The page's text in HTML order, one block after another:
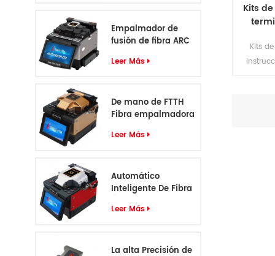
Empalmador de
fusión de fibra ARC
motores
Leer Más
De mano de FTTH
Fibra empalmadora
Leer Más
Automático
Inteligente De Fibra
Empalmadora S6
Leer Más
La alta Precisión de
Kits
Kits